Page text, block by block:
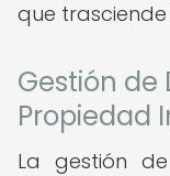
que
Gestión de
Propiedad
La gestión